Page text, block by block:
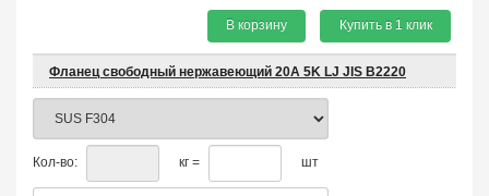
В корзину Купить в 1 клик
Фланец свободный нержавеющий 20A 5K LJ JIS B2220
Кол-во: кг = шт